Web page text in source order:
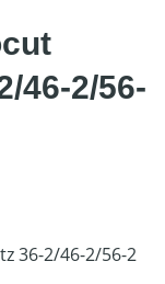
46-2/56-